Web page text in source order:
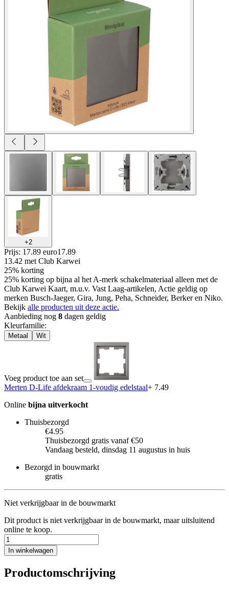
+2
Prijs: 17.89 euro17.89
13.42 met Club Karwei
25% korting
25% korting op bijna al het A-merk schakelmateriaal alleen met de
Club Karwei Kaart, m.u.v. Vast Laag-artikelen, Actie geldig op
merken Busch-Jaeger, Gira, Jung, Peha, Schneider, Berker en Niko.
Bekijk alle producten uit deze actie.
Aanbieding nog 8 dagen geldig
Kleurfamilie:
Metaal Wit
Voeg product toe aan set
Merten D-Life afdekraam 1-voudig edelstaal+ 7.49
Online bijna uitverkocht
Thuisbezorgd
€4.95
Thuisbezorgd gratis vanaf €50
Vandaag besteld, dinsdag 11 augustus in huis
Bezorgd in bouwmarkt
gratis
Niet verkrijgbaar in de bouwmarkt
Dit product is niet verkrijgbaar in de bouwmarkt, maar uitsluitend
online te koop.
In winkelwagen
Productomschrijving